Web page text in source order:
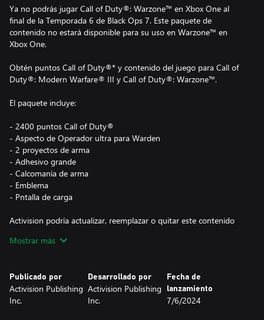
Ya no podrás jugar Call of Duty®: Warzone™ en Xbox One al
final de la Temporada 6 de Black Ops 7. Este paquete de
contenido no estará disponible para su uso en Warzone™ en
Xbox One.
Obtén puntos Call of Duty®* y contenido del juego para Call of
Duty®: Modern Warfare® III y Call of Duty®: Warzone™.
El paquete incluye:
- 2400 puntos Call of Duty®
- Aspecto de Operador ultra para Warden
- 2 proyectos de arma
- Adhesivo grande
- Calcomanía de arma
- Emblema
- Pntalla de carga
Activision podría actualizar, reemplazar o quitar este contenido
PC (Microsoft Store) con la misma cuenta de Xbox.
*El uso de los CP no está garantizado en todos los juegos de Call
Mostrar más
Publicado por
Activision Publishing
Inc.
Desarrollado por
Activision Publishing
Inc.
Fecha de
lanzamiento
7/6/2024